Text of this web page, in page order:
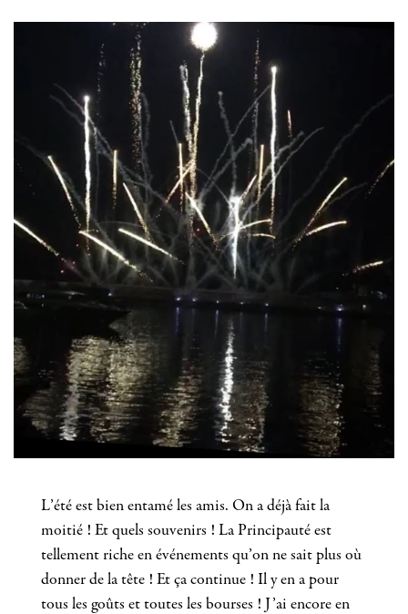
L’été est bien entamé les amis. On a déjà fait la
moitié ! Et quels souvenirs ! La Principauté est
tellement riche en événements qu’on ne sait plus où
donner de la tête ! Et ça continue ! Il y en a pour
tous les goûts et toutes les bourses ! J’ai encore en